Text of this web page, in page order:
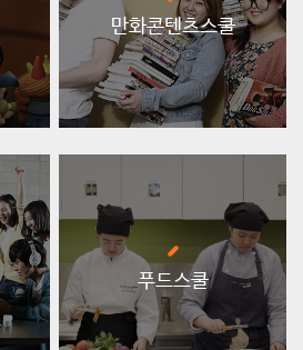
만화콘텐츠스쿨
푸드스쿨